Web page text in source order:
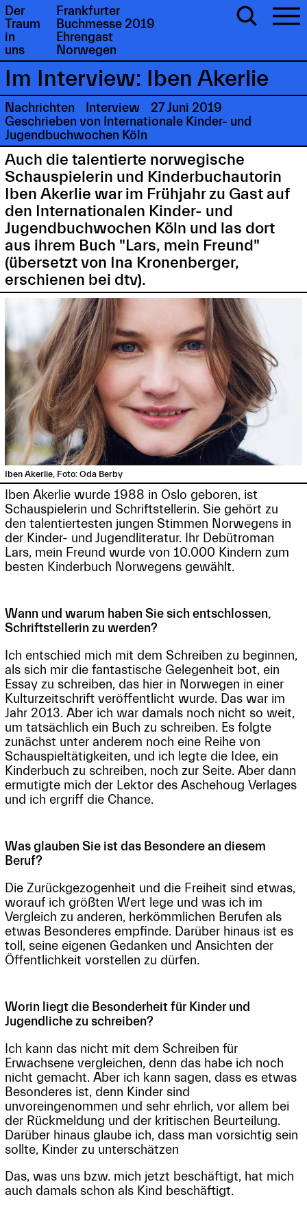
Der
Traum
in
uns
Frankfurter
Buchmesse 2019
Ehrengast
Norwegen
Im Interview: Iben Akerlie
Nachrichten Interview
27 Juni 2019
Geschrieben von Internationale Kinder- und
Jugendbuchwochen Köln
Auch die talentierte norwegische
Schauspielerin und Kinderbuchautorin
Iben Akerlie war im Frühjahr zu Gast auf
den Internationalen Kinder- und
Jugendbuchwochen Köln und las dort
aus ihrem Buch "Lars, mein Freund"
(übersetzt von Ina Kronenberger,
erschienen bei dtv).
Iben Akerlie, Foto: Oda Berby
Iben Akerlie wurde 1988 in Oslo geboren, ist
Schauspielerin und Schriftstellerin. Sie gehört zu
den talentiertesten jungen Stimmen Norwegens in
der Kinder- und Jugendliteratur. Ihr Debütroman
Lars, mein Freund wurde von 10.000 Kindern zum
besten Kinderbuch Norwegens gewählt.
Wann und warum haben Sie sich entschlossen,
Schriftstellerin zu werden?
Ich entschied mich mit dem Schreiben zu beginnen,
als sich mir die fantastische Gelegenheit bot, ein
Essay zu schreiben, das hier in Norwegen in einer
Kulturzeitschrift veröffentlicht wurde. Das war im
Jahr 2013. Aber ich war damals noch nicht so weit,
um tatsächlich ein Buch zu schreiben. Es folgte
zunächst unter anderem noch eine Reihe von
Schauspieltätigkeiten, und ich legte die Idee, ein
Kinderbuch zu schreiben, noch zur Seite. Aber dann
ermutigte mich der Lektor des Aschehoug Verlages
und ich ergriff die Chance.
Was glauben Sie ist das Besondere an diesem
Beruf?
Die Zurückgezogenheit und die Freiheit sind etwas,
worauf ich größten Wert lege und was ich im
Vergleich zu anderen, herkömmlichen Berufen als
etwas Besonderes empfinde. Darüber hinaus ist es
toll, seine eigenen Gedanken und Ansichten der
Öffentlichkeit vorstellen zu dürfen.
Worin liegt die Besonderheit für Kinder und
Jugendliche zu schreiben?
Ich kann das nicht mit dem Schreiben für
Erwachsene vergleichen, denn das habe ich noch
nicht gemacht. Aber ich kann sagen, dass es etwas
Besonderes ist, denn Kinder sind
unvoreingenommen und sehr ehrlich, vor allem bei
der Rückmeldung und der kritischen Beurteilung.
Darüber hinaus glaube ich, dass man vorsichtig sein
sollte, Kinder zu unterschätzen
Das, was uns bzw. mich jetzt beschäftigt, hat mich
auch damals schon als Kind beschäftigt.